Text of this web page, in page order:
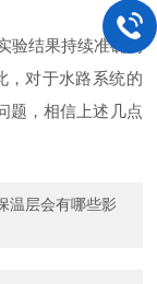
验结果持续准确的
，对于水路系统的
题，相信上述几点
温层会有哪些影